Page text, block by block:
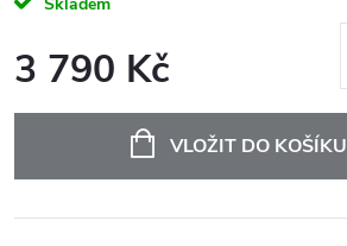
3 790 Kč
VLOŽIT DO KOŠÍKU